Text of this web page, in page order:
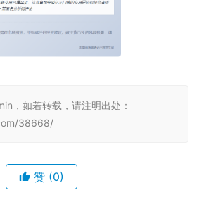
，如若转载，请注明出处：
38668/
赞 (0)